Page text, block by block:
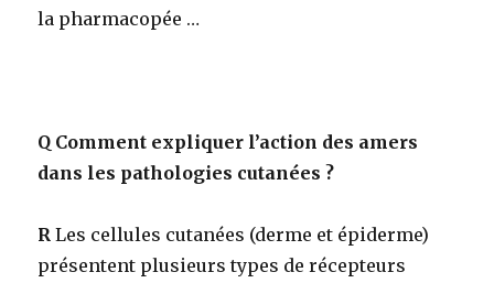
la pharmacopée …
Q Comment expliquer l’action des amers
dans les pathologies cutanées ?
RLes cellules cutanées (derme et épiderme)
présentent plusieurs types de récepteurs